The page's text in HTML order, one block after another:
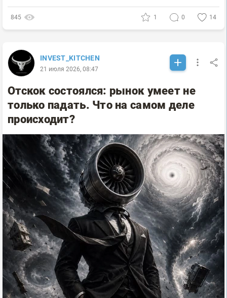
845 1 0 14
INVEST_KITCHEN
21 июля 2026, 08:47
Отскок состоялся: рынок умеет не
только падать. Что на самом деле
происходит?